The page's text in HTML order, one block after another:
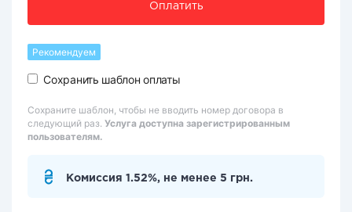
Оплатить
Рекомендуем
Сохранить шаблон оплаты
Сохраните шаблон, чтобы не вводить номер договора в
следующий раз. Услуга доступна зарегистрированным
пользователям.
Комиссия 1.52%, не менее 5 грн.